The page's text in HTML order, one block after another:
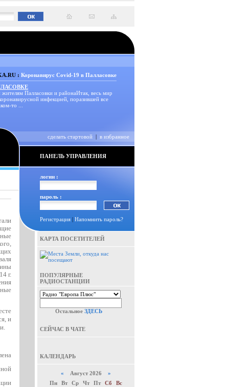
: Коронавирус Covid-19 в Палласовке
Палласовки и районаИтак, весь мир
инфекцией, поразившей все
то ...
сделать стартовой | в избранное
ПАНЕЛЬ УПРАВЛЕНИЯ
г.
и
логин :
пароль :
Регистрация | Напомнить пароль?
КАРТА ПОСЕТИТЕЛЕЙ
ПОПУЛЯРНЫЕ
РАДИОСТАНЦИИ
Остальное ЗДЕСЬ
СЕЙЧАС В ЧАТЕ
КАЛЕНДАРЬ
« Август 2026 »
Пн
Вт Ср Чт Пт Сб
Вс